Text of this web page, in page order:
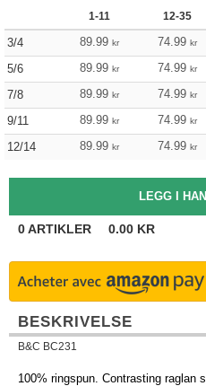
1-11 12-35
3/4 89.99 kr 74.99 kr
5/6
89.99 kr 74.99 kr
7/8
89.99 kr 74.99 kr
9/11
89.99 kr 74.99 kr
12/14
89.99 kr 74.99 kr
0ARTIKLER 0.00 KR
BESKRIVELSE
B&C BC231
100% ringspun. Contrasting raglan